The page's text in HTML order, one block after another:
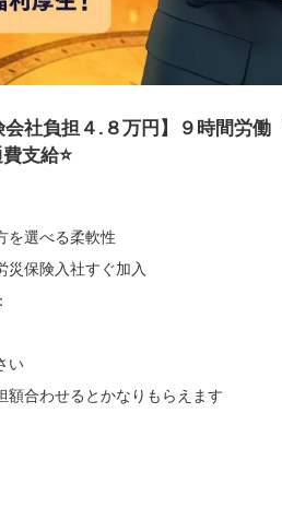
会社負担４.８万円】９時間労
支給⭐️
を選べる柔軟性
災保険入社すぐ加入
い
額合わせるとかなりもらえます